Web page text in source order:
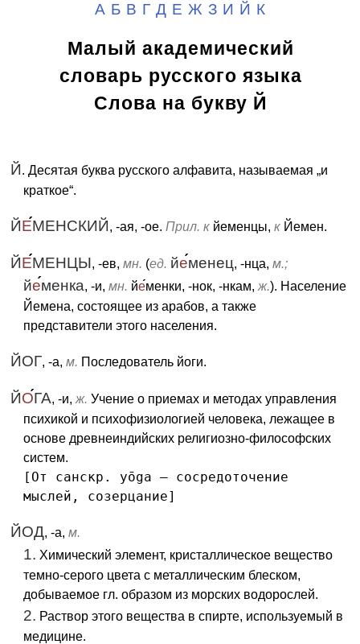
А Б В Г Д Е Ж З И Й К
Малый академический
словарь русского языка
Слова на букву Й
Й. Десятая буква русского алфавита, называемая „и
краткое“.
ЙЕМЕНСКИЙ, -ая, -ое. Прил. к йеменцы, к Йемен.
ЙЕМЕНЦЫ, -ев, мн. (ед. йеменец, -нца, м.;
йеменка, -и, мн. йеменки, -нок, -нкам, ж.). Население
Йемена, состоящее из арабов, а также
представители этого населения.
ЙОГ, -а, м. Последователь йоги.
ЙОГА, -и, ж. Учение о приемах и методах управления
психикой и психофизиологией человека, лежащее в
основе древнеиндийских религиозно-философских
систем.
[От санскр. yōga — сосредоточение
мыслей, созерцание]
ЙОД, -а, м.
1. Химический элемент, кристаллическое вещество
темно-серого цвета с металлическим блеском,
добываемое гл. образом из морских водорослей.
2. Раствор этого вещества в спирте, используемый в
медицине.